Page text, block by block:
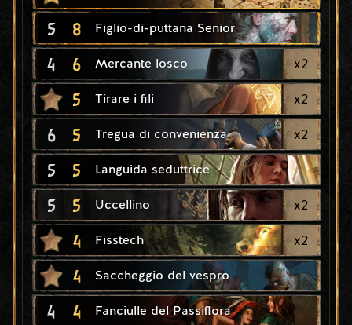
5 8 Figlio-di-puttana Senior
4 6 Mercante losco x2
5 Tirare i fili x2
6 5 Tregua di convenienza x2
5 5 Languida seduttrice
5 5 Uccellino x2
4 Fisstech x2
4 Saccheggio del vespro
4 4 Fanciulle del Passiflora